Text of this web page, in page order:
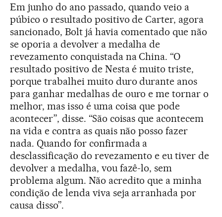
Em junho do ano passado, quando veio a
púbico o resultado positivo de Carter, agora
sancionado, Bolt já havia comentado que não
se oporia a devolver a medalha de
revezamento conquistada na China. “O
resultado positivo de Nesta é muito triste,
porque trabalhei muito duro durante anos
para ganhar medalhas de ouro e me tornar o
melhor, mas isso é uma coisa que pode
acontecer”, disse. “São coisas que acontecem
na vida e contra as quais não posso fazer
nada. Quando for confirmada a
desclassificação do revezamento e eu tiver de
devolver a medalha, vou fazê-lo, sem
problema algum. Não acredito que a minha
condição de lenda viva seja arranhada por
causa disso”.